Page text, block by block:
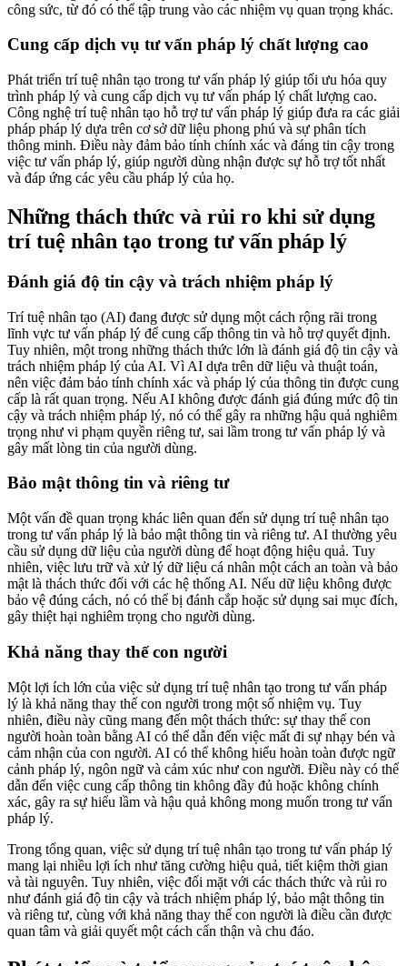
công sức, từ đó có thể tập trung vào các nhiệm vụ quan trọng khác.
Cung cấp dịch vụ tư vấn pháp lý chất lượng cao
Phát triển trí tuệ nhân tạo trong tư vấn pháp lý giúp tối ưu hóa quy
trình pháp lý và cung cấp dịch vụ tư vấn pháp lý chất lượng cao.
Công nghệ trí tuệ nhân tạo hỗ trợ tư vấn pháp lý giúp đưa ra các giải
pháp pháp lý dựa trên cơ sở dữ liệu phong phú và sự phân tích
thông minh. Điều này đảm bảo tính chính xác và đáng tin cậy trong
việc tư vấn pháp lý, giúp người dùng nhận được sự hỗ trợ tốt nhất
và đáp ứng các yêu cầu pháp lý của họ.
Những thách thức và rủi ro khi sử dụng
trí tuệ nhân tạo trong tư vấn pháp lý
Đánh giá độ tin cậy và trách nhiệm pháp lý
Trí tuệ nhân tạo (AI) đang được sử dụng một cách rộng rãi trong
lĩnh vực tư vấn pháp lý để cung cấp thông tin và hỗ trợ quyết định.
Tuy nhiên, một trong những thách thức lớn là đánh giá độ tin cậy và
trách nhiệm pháp lý của AI. Vì AI dựa trên dữ liệu và thuật toán,
nên việc đảm bảo tính chính xác và pháp lý của thông tin được cung
cấp là rất quan trọng. Nếu AI không được đánh giá đúng mức độ tin
cậy và trách nhiệm pháp lý, nó có thể gây ra những hậu quả nghiêm
trọng như vi phạm quyền riêng tư, sai lầm trong tư vấn pháp lý và
gây mất lòng tin của người dùng.
Bảo mật thông tin và riêng tư
Một vấn đề quan trọng khác liên quan đến sử dụng trí tuệ nhân tạo
trong tư vấn pháp lý là bảo mật thông tin và riêng tư. AI thường yêu
cầu sử dụng dữ liệu của người dùng để hoạt động hiệu quả. Tuy
nhiên, việc lưu trữ và xử lý dữ liệu cá nhân một cách an toàn và bảo
mật là thách thức đối với các hệ thống AI. Nếu dữ liệu không được
bảo vệ đúng cách, nó có thể bị đánh cắp hoặc sử dụng sai mục đích,
gây thiệt hại nghiêm trọng cho người dùng.
Khả năng thay thế con người
Một lợi ích lớn của việc sử dụng trí tuệ nhân tạo trong tư vấn pháp
lý là khả năng thay thế con người trong một số nhiệm vụ. Tuy
nhiên, điều này cũng mang đến một thách thức: sự thay thế con
người hoàn toàn bằng AI có thể dẫn đến việc mất đi sự nhạy bén và
cảm nhận của con người. AI có thể không hiểu hoàn toàn được ngữ
cảnh pháp lý, ngôn ngữ và cảm xúc như con người. Điều này có thể
dẫn đến việc cung cấp thông tin không đầy đủ hoặc không chính
xác, gây ra sự hiểu lầm và hậu quả không mong muốn trong tư vấn
pháp lý.
Trong tổng quan, việc sử dụng trí tuệ nhân tạo trong tư vấn pháp lý
mang lại nhiều lợi ích như tăng cường hiệu quả, tiết kiệm thời gian
và tài nguyên. Tuy nhiên, việc đối mặt với các thách thức và rủi ro
như đánh giá độ tin cậy và trách nhiệm pháp lý, bảo mật thông tin
và riêng tư, cùng với khả năng thay thế con người là điều cần được
quan tâm và giải quyết một cách cẩn thận và chu đáo.